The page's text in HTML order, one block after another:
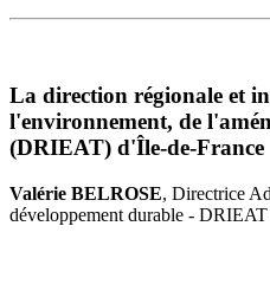
La direction régionale et
l'environnement, de
(DRIEAT) d'Île-de-France
Valérie BELROSE, Directrice
développement durable -